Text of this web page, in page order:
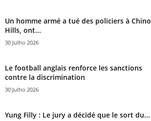
Un homme armé a tué des policiers à Chino
Hills, ont...
30 Julho 2026
Le football anglais renforce les sanctions
contre la discrimination
30 Julho 2026
Yung Filly : Le jury a décidé que le sort du...